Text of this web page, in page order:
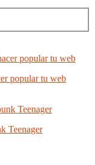
popular tu web
Teenager